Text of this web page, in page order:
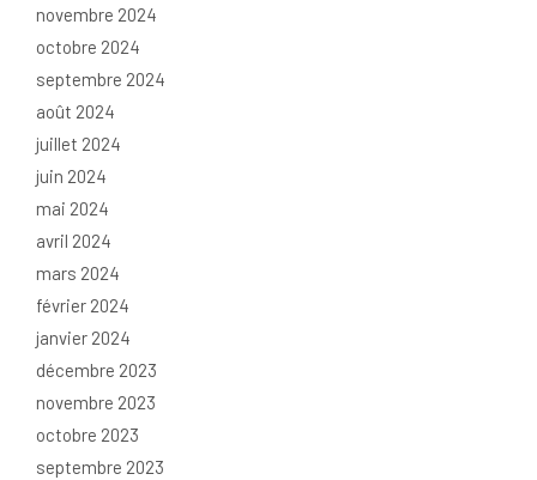
novembre 2024
octobre 2024
septembre 2024
août 2024
juillet 2024
juin 2024
mai 2024
avril 2024
mars 2024
février 2024
janvier 2024
décembre 2023
novembre 2023
octobre 2023
septembre 2023